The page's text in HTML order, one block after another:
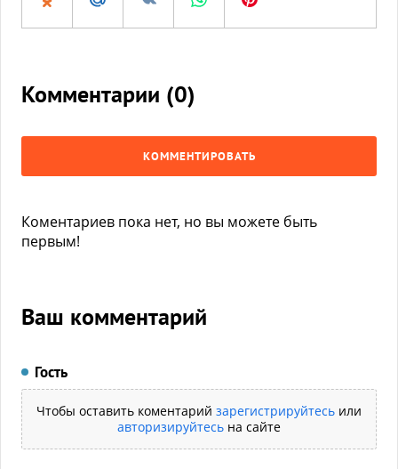
Комментарии (0)
КОММЕНТИРОВАТЬ
Коментариев пока нет, но вы можете быть
первым!
Ваш комментарий
Гость
Чтобы оставить коментарий зарегистрируйтесь или
авторизируйтесь на сайте